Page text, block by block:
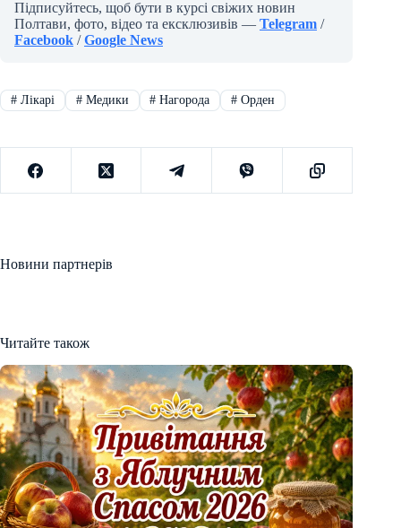
Підписуйтесь, щоб бути в курсі свіжих новин
Полтави, фото, відео та ексклюзивів — Telegram /
Facebook /Google News
#Лікарі #Медики # Нагорода # Орден
Новини партнерів
Читайте також